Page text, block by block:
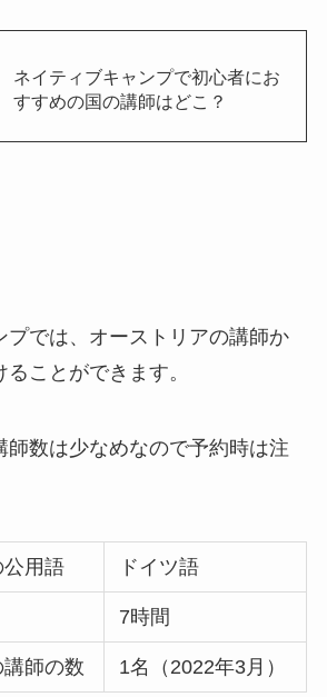
ネイティブキャンプで初心者にお
すすめの国の講師はどこ？
プでは、オーストリアの講師か
ことができます。
師数は少なめなので予約時は注
用語 ドイツ語
7時間
師の数 1名（2022年3月）